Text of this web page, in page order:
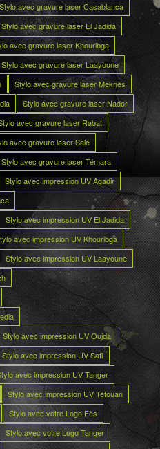
Stylo avec gravure laser Casablanca
Stylo avec gravure laser El Jadida
avec gravure laser Khouribga
Stylo avec gravure laser Laayoune
Stylo avec gravure laser Meknès
Stylo avec gravure laser Nador
avec gravure laser Rabat
avec gravure laser Salé
Stylo avec gravure laser Témara
Stylo avec impression UV Agadir
Stylo avec impression UV El Jadida
avec impression UV Khouribga
Stylo avec impression UV Laayoune
Stylo avec impression UV Oujda
Stylo avec impression UV Safi
avec impression UV Tanger
Stylo avec impression UV Tétouan
Stylo avec votre Logo Fès
Stylo avec votre Logo Tanger